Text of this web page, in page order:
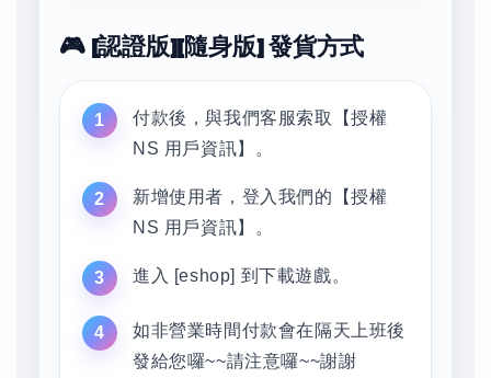
🎮 [認證版][隨身版] 發貨方式
付款後，與我們客服索取【授權
NS 用戶資訊】。
新增使用者，登入我們的【授權
NS 用戶資訊】。
進入 [eshop] 到下載遊戲。
如非營業時間付款會在隔天上班後
發給您囉~~請注意囉~~謝謝